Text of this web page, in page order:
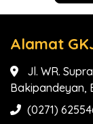
Alamat
Jl. WR.
Bakipandeyan,
(0271)